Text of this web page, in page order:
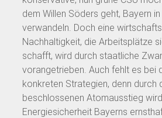
dem Willen Söders geht, Bayern in
verwandeln. Doch eine
Nachhaltigkeit, die Arbeitsplätze
schafft, wird durch staatliche
vorangetrieben. Auch fehlt es bei
konkreten Strategien, denn durch
beschlossenen Atomausstieg
Energiesicherheit Bayerns